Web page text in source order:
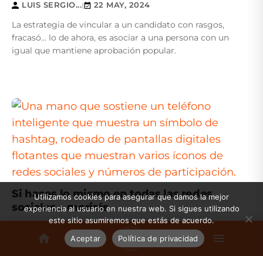
LUIS SERGIO...| 22 MAY, 2024
La estrategia de vincular a un candidato con rasgos,
fracasó... lo de ahora, es asociar a una persona con un
igual que mantiene aprobación popular.
Si haces lo mismo en todas las redes
sociales… morirás
LUIS SERGIO... 24 ABR, 2024
Si haces lo mismo en todas tus redes sociales lo más
Utilizamos cookies para asegurar que damos la mejor
experiencia al usuario en nuestra web. Si sigues utilizando
este sitio asumiremos que estás de acuerdo.
Aceptar
Política de privacidad